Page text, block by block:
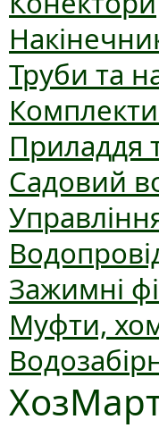
Труби та
Приладдя
Садовий
Зажимні
Муфти,